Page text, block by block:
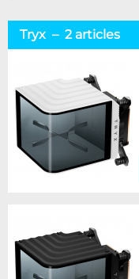
Tryx – 2 articles